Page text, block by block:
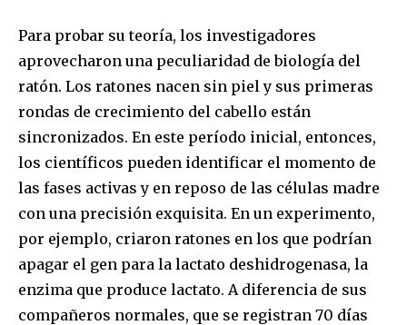
Para probar su teoría, los investigadores
aprovecharon una peculiaridad de biología del
ratón. Los ratones nacen sin piel y sus primeras
rondas de crecimiento del cabello están
sincronizados. En este período inicial, entonces,
los científicos pueden identificar el momento de
las fases activas y en reposo de las células madre
con una precisión exquisita. En un experimento,
por ejemplo, criaron ratones en los que podrían
apagar el gen para la lactato deshidrogenasa, la
enzima que produce lactato. A diferencia de sus
compañeros normales, que se registran 70 días